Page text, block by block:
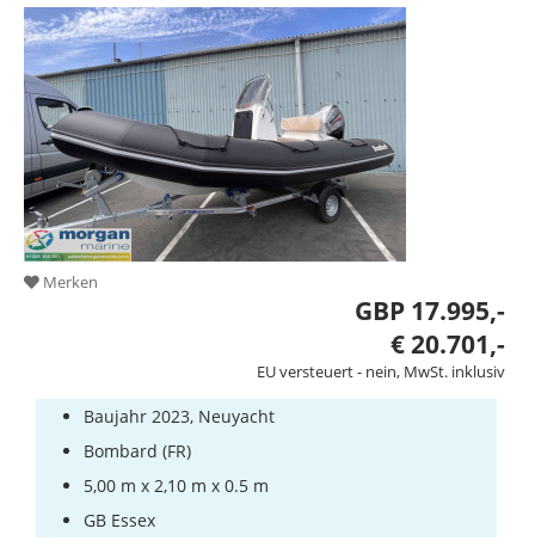
Merken
GBP 17.995,-
€ 20.701,-
EU versteuert - nein, MwSt. inklusiv
Baujahr 2023, Neuyacht
Bombard (FR)
5,00 m x 2,10 m x 0.5 m
GB Essex